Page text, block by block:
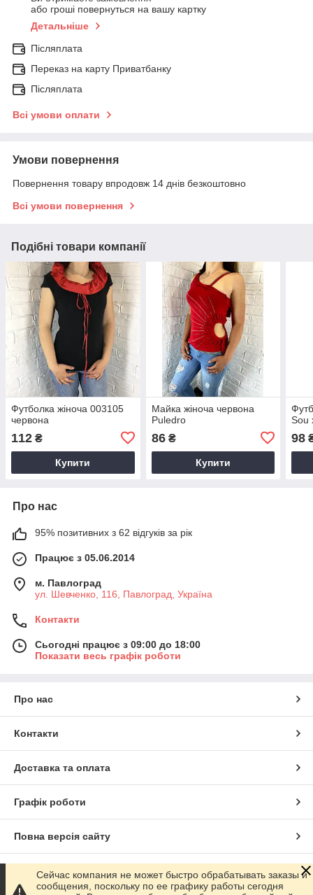
або гроші повернуться на вашу картку
Детальніше
Післяплата
Переказ на карту Приватбанку
Післяплата
Всі умови оплати
Умови повернення
Повернення товару впродовж 14 днів безкоштовно
Всі умови повернення
Подібні товари компанії
Футболка жіноча 003105
червона
112 ₴
Купити
Майка жіноча червона
Puledro
86₴
Купити
Sou
98
Про нас
95% позитивних з 62 відгуків за рік
Працює з 05.06.2014
м. Павлоград
ул. Шевченко, 116, Павлоград, Україна
Контакти
Сьогодні працює з 09:00 до 18:00
Показати весь графік роботи
Про нас
Контакти
Доставка та оплата
Графік роботи
Повна версія сайту
Сайт створено на маркетплейсі Prom.ua
Сейчас компания не может быстро обрабатывать заказы и
сообщения, поскольку по ее графику работы сегодня